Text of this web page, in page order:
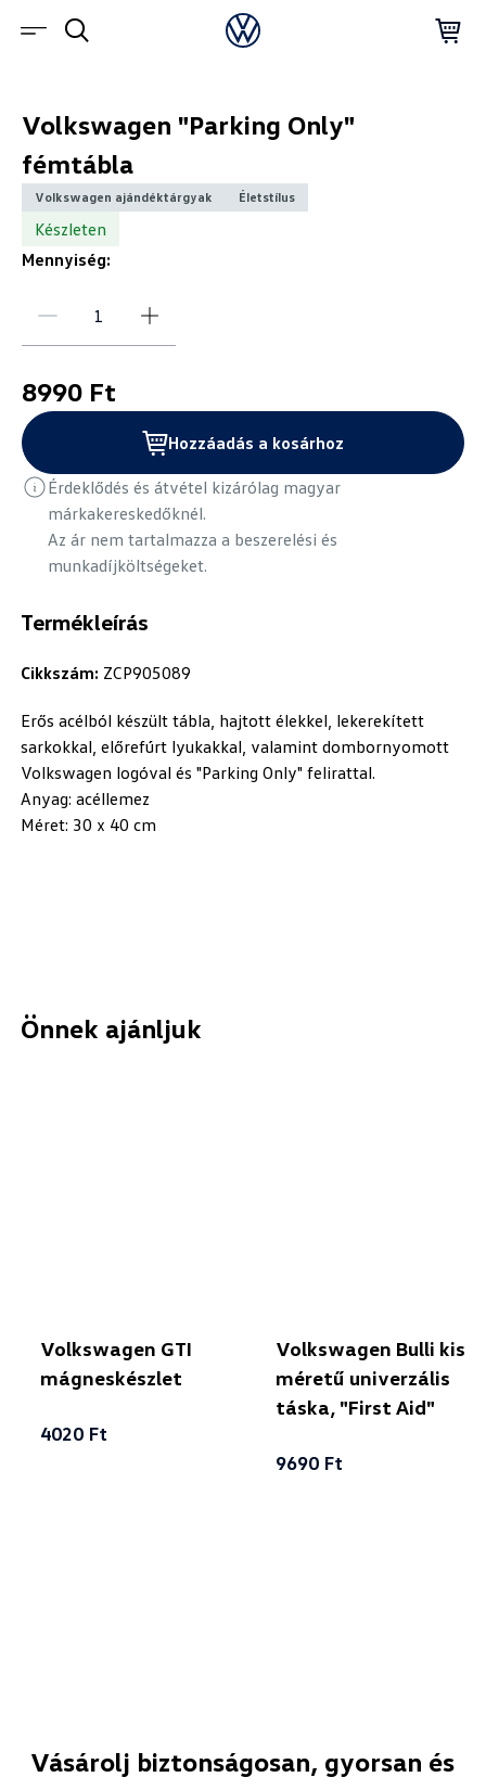
Termékleírás
Cikkszám: ZCP905089
Erős acélból készült tábla, hajtott élekkel, lekerekített
sarkokkal, előrefúrt lyukakkal, valamint dombornyomott
Volkswagen logóval és "Parking Only" felirattal.
Anyag: acéllemez
Méret: 30 x 40 cm
Volkswagen "Parking Only"
fémtábla
Volkswagen ajándéktárgyak Életstílus
Készleten
Mennyiség:
8990 Ft
Hozzáadás a kosárhoz
Érdeklődés és átvétel kizárólag magyar
márkakereskedőknél.
Az ár nem tartalmazza a beszerelési és
munkadíjköltségeket.
Önnek ajánljuk
Volkswagen GTI
mágneskészlet
4020 Ft
Volkswagen Bulli kis
méretű univerzális
táska, "First Aid"
9690 Ft
Vásárolj biztonságosan, gyorsan és